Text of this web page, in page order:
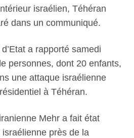
israélien, Téhéran
dans un communiqué.
a rapporté samedi
personnes, dont 20 enfants,
une attaque israélienne
à Téhéran.
Mehr a fait état
israélienne près de la